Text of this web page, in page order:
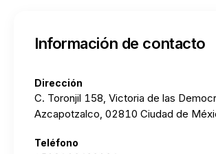
Información de contacto
Dirección
C. Toronjil 158, Victoria de las
Azcapotzalco, 02810 Ciudad de
Teléfono